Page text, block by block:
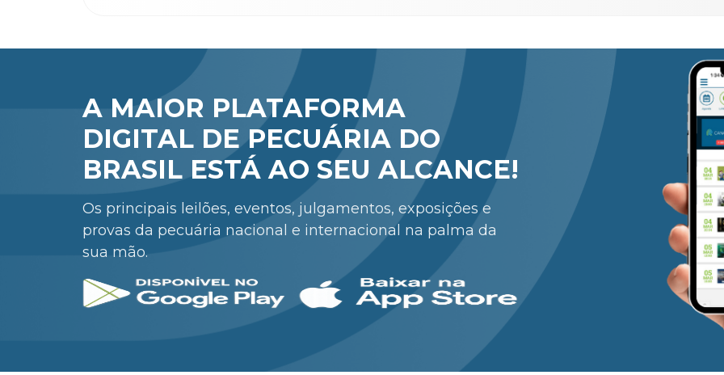
A MAIOR PLATAFORMA
DIGITAL DE PECUÁRIA DO
BRASIL ESTÁ AO SEU ALCANCE!
Os principais leilões, eventos, julgamentos, exposições e
provas da pecuária nacional e internacional na palma da
sua mão.